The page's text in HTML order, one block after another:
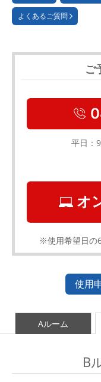
よくあるご質問
ご
平日：
オ
※使用希望日の
使用
Aルーム
B